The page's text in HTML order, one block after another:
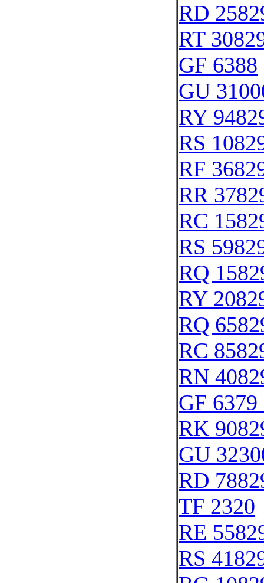
RD
RT
GF 6388
GU
RY
RS
RF
RR
RC
RS
RQ
RY
RQ
RC
RN
GF
RK
GU
RD
TF 2320
RE
RS